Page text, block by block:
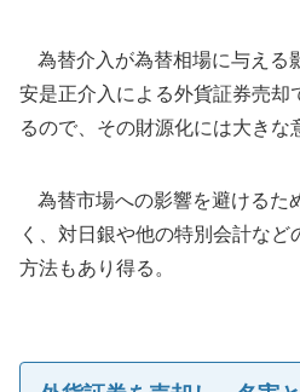
為替介入が為替相場に与える
安是正介入による外貨証券売却
るので、その財源化には大きな
為替市場への影響を避けるた
く、対日銀や他の特別会計な
方法もあり得る。